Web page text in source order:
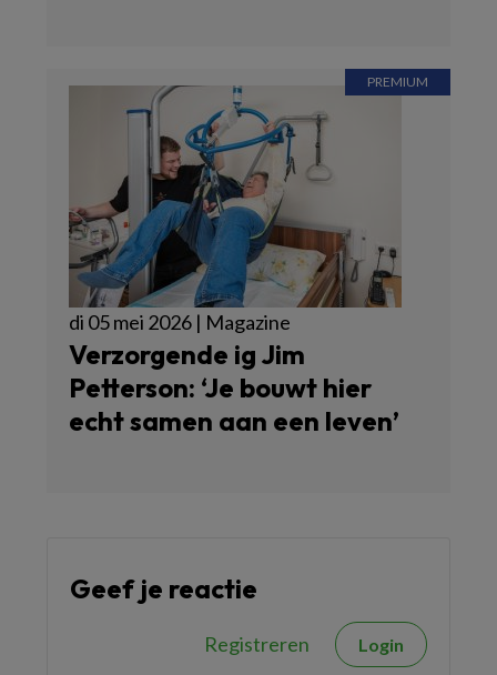
di 05 mei 2026 | Magazine
Verzorgende ig Jim
Petterson: ‘Je bouwt hier
echt samen aan een leven’
Geef je reactie
Registreren Login